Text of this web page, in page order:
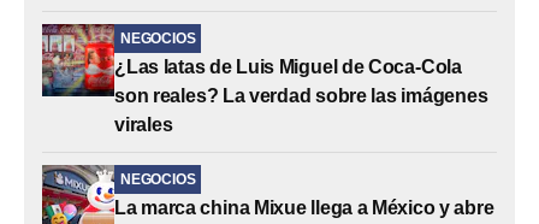
NEGOCIOS
¿Las latas de Luis Miguel de Coca-Cola
son reales? La verdad sobre las imágenes
virales
NEGOCIOS
La marca china Mixue llega a México y abre